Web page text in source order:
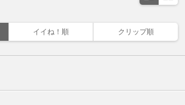
イイね！順 クリップ順